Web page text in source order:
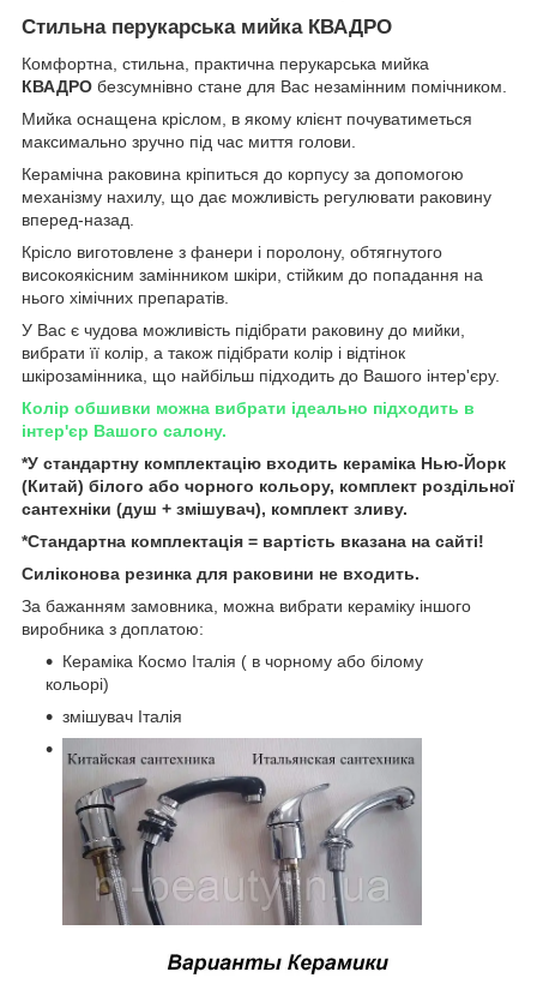
Стильна перукарська мийка КВАДРО
Комфортна, стильна, практична перукарська мийка
КВАДРО безсумнівно стане для Вас незамінним помічником.
Мийка оснащена кріслом, в якому клієнт почуватиметься
максимально зручно під час миття голови.
Керамічна раковина кріпиться до корпусу за допомогою
механізму нахилу, що дає можливість регулювати раковину
вперед-назад.
Крісло виготовлене з фанери і поролону, обтягнутого
високоякісним замінником шкіри, стійким до попадання на
нього хімічних препаратів.
У Вас є чудова можливість підібрати раковину до мийки,
вибрати її колір, а також підібрати колір і відтінок
шкірозамінника, що найбільш підходить до Вашого інтер'єру.
Колір обшивки можна вибрати ідеально підходить в
інтер'єр Вашого салону.
*У стандартну комплектацію входить кераміка Нью-Йорк
(Китай) білого або чорного кольору, комплект роздільної
сантехніки (душ + змішувач), комплект зливу.
*Стандартна комплектація = вартість вказана на сайті!
Силіконова резинка для раковини не входить.
За бажанням замовника, можна вибрати кераміку іншого
виробника з доплатою:
Кераміка Космо Італія ( в чорному або білому
кольорі)
змішувач Італія